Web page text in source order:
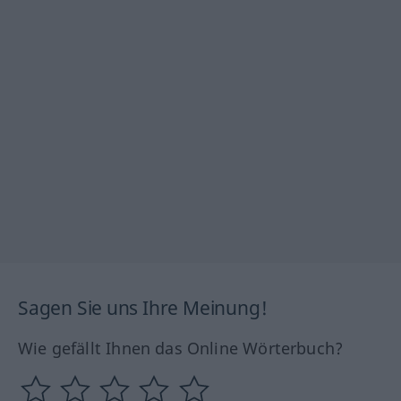
Sagen Sie uns Ihre Meinung!
Wie gefällt Ihnen das Online Wörterbuch?